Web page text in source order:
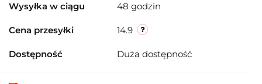
Wysyłka w ciągu 48 godzin
Cena przesyłki 14.9
Dostępność Duża dostępność